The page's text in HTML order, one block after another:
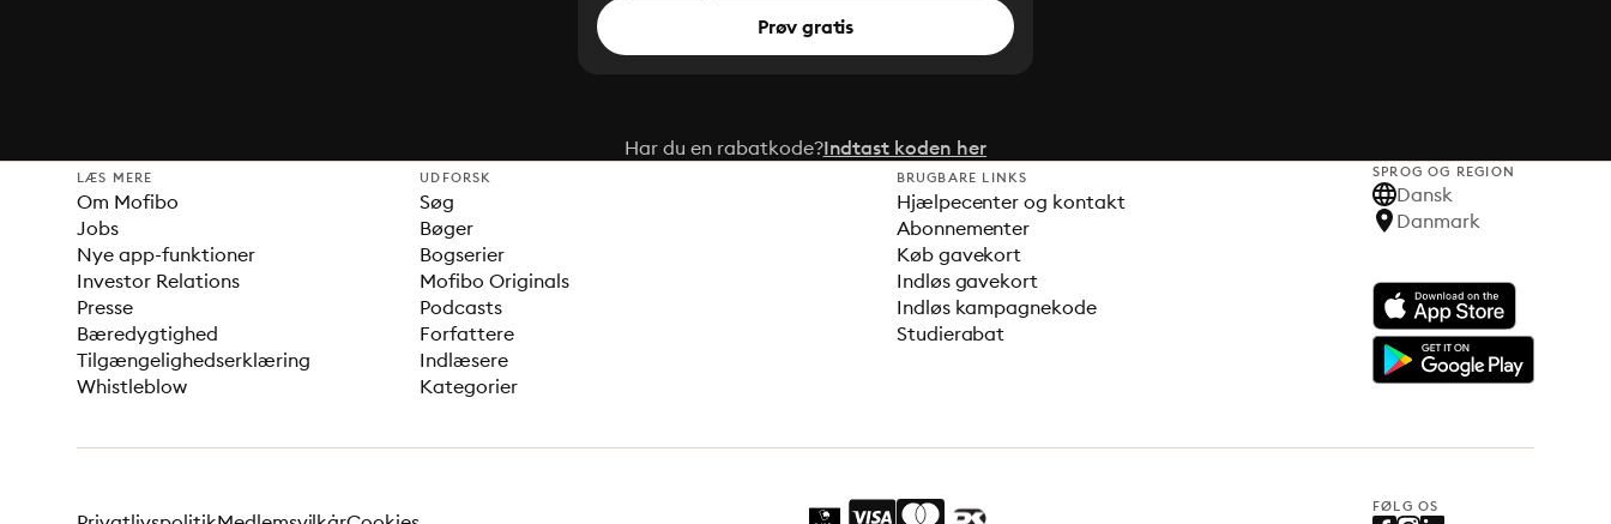
Prøv gratis
Har du en rabatkode?Indtast koden her
LÆS MERE
Om Mofibo
Jobs
Nye app-funktioner
Investor Relations
Presse
Bæredygtighed
Tilgængelighedserklæring
Whistleblow
UDFORSK
Søg
Bøger
Bogserier
Mofibo Originals
Podcasts
Forfattere
Indlæsere
Kategorier
BRUGBARE LINKS
Hjælpecenter og kontakt
Abonnementer
Køb gavekort
Indløs gavekort
Indløs kampagnekode
Studierabat
SPROG OG REGION
Dansk
Danmark
FØLG OS